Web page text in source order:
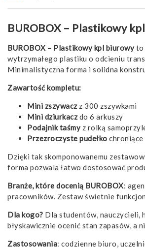
BUROBOX – Plastikowy
BUROBOX – Plastikowy kpl biurowyto
wytrzymałego plastiku o odcieniu
Minimalistyczna forma i solidna
Zawartość kompletu:
Mini zszywaczz 300 zszywkami
Mini dziurkaczdo 6 arkuszy
Podajnik taśmyz rolką
Przezroczyste pudełko chroniące
Dzięki tak skomponowanemu
forma pozwala łatwo dostosować
Branże, które docenią BUROBOX:
pracowników. Zestaw świetnie
Dla kogo? Dla studentów, nauczycieli,
błyskawicznie ocenić stan zapasów, a
Zastosowania: codzienne biuro,